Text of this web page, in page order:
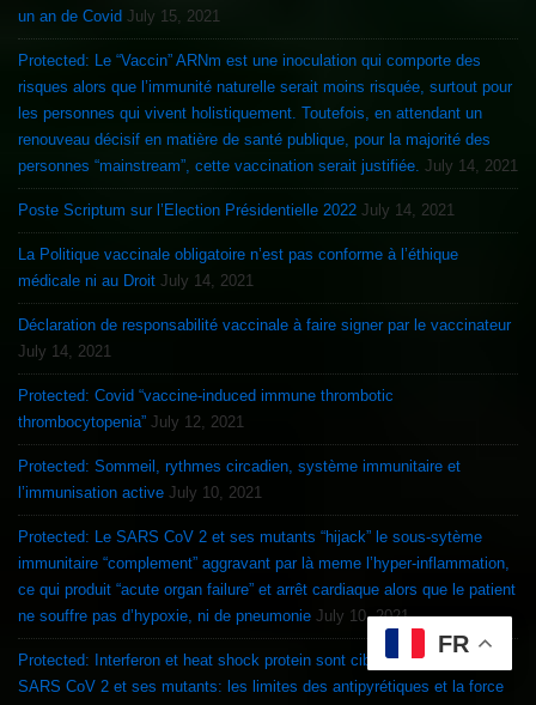
un an de Covid July 15, 2021
Protected: Le “Vaccin” ARNm est une inoculation qui comporte des
risques alors que l’immunité naturelle serait moins risquée, surtout pour
les personnes qui vivent holistiquement. Toutefois, en attendant un
renouveau décisif en matière de santé publique, pour la majorité des
personnes “mainstream”, cette vaccination serait justifiée. July 14, 2021
Poste Scriptum sur l’Election Présidentielle 2022 July 14, 2021
La Politique vaccinale obligatoire n’est pas conforme à l’éthique
médicale ni au Droit July 14, 2021
Déclaration de responsabilité vaccinale à faire signer par le vaccinateur
July 14, 2021
Protected: Covid “vaccine-induced immune thrombotic
thrombocytopenia” July 12, 2021
Protected: Sommeil, rythmes circadien, système immunitaire et
l’immunisation active July 10, 2021
Protected: Le SARS CoV 2 et ses mutants “hijack” le sous-sytème
immunitaire “complement” aggravant par là meme l’hyper-inflammation,
ce qui produit “acute organ failure” et arrêt cardiaque alors que le patient
ne souffre pas d’hypoxie, ni de pneumonie July 10, 2021
Protected: Interferon et heat shock protein sont ciblés et inhibés par le
SARS CoV 2 et ses mutants: les limites des antipyrétiques et la force
FR